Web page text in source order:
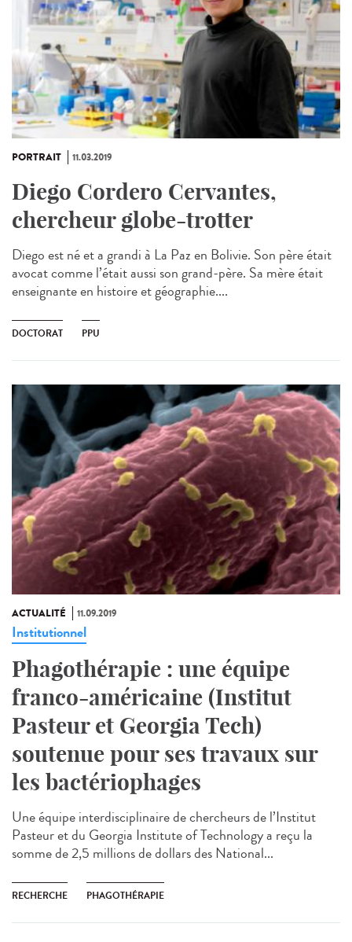
PORTRAIT 11.03.2019
Diego Cordero Cervantes,
chercheur globe-trotter
Diego est né et a grandi à La Paz en Bolivie. Son père était
avocat comme l’était aussi son grand-père. Sa mère était
enseignante en histoire et géographie....
DOCTORAT PPU
ACTUALITÉ 11.09.2019
Institutionnel
Phagothérapie : une équipe
franco-américaine (Institut
Pasteur et Georgia Tech)
soutenue pour ses travaux sur
les bactériophages
Une équipe interdisciplinaire de chercheurs de l’Institut
Pasteur et du Georgia Institute of Technology a reçu la
somme de 2,5 millions de dollars des National...
RECHERCHE PHAGOTHÉRAPIE